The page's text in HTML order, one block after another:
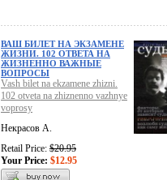
ВАШ БИЛЕТ НА ЭКЗАМЕНЕ
ЖИЗНИ. 102 ОТВЕТА НА
ЖИЗНЕННО ВАЖНЫЕ
ВОПРОСЫ
Vash bilet na ekzamene zhizni.
102 otveta na zhiznenno vazhnye
voprosy
Некрасов А.
Retail Price: $20.95
Your Price: $12.95